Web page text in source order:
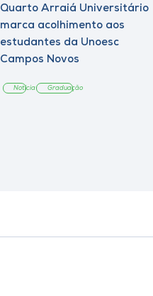
Quarto Arraiá Universitário
marca acolhimento aos
estudantes da Unoesc
Campos Novos
Notícia Graduação